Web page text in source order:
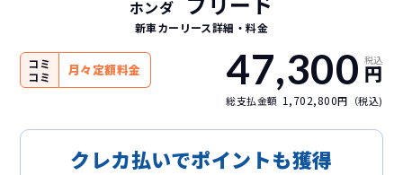
ホンダ
新車カーリース詳細 ・料金
コミ
コミ
月々定額料金 47,300 税込
円
総支払金額 1,702,800円（税込)
クレカ払いでポイントも獲得